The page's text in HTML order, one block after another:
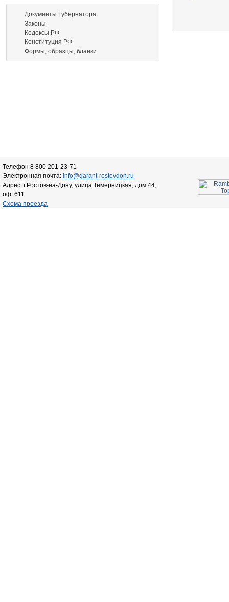
Документы Губернатора
Законы
Кодексы РФ
Конституция РФ
Формы, образцы, бланки
Телефон 8 800 201-23-71
Электронная почта: info@garant-rostovdon.ru
Адрес: г.Ростов-на-Дону, улица Темерницкая, дом 44,
оф. 611
Схема проезда